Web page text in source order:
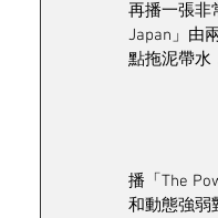
再播一張非
Japan」由
點拖泥帶水
播「The
和動態強弱